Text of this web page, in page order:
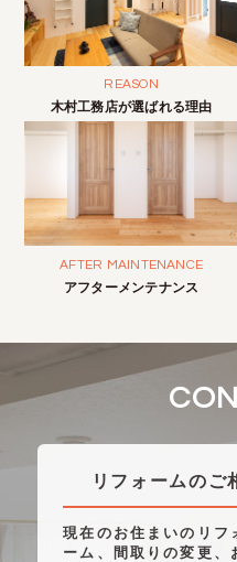
REASON
木村工務店が選ばれる理由
AFTER MAINTENANCE
アフターメンテナンス
リフォームのご
現在のお住まいのリフ
ーム、間取りの変更、